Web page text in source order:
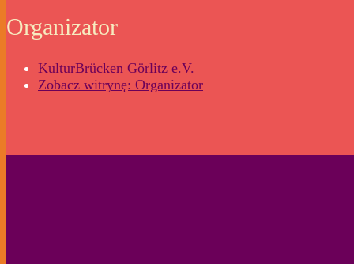
Organizator
KulturBrücken Görlitz e.V.
Zobacz witrynę: Organizator